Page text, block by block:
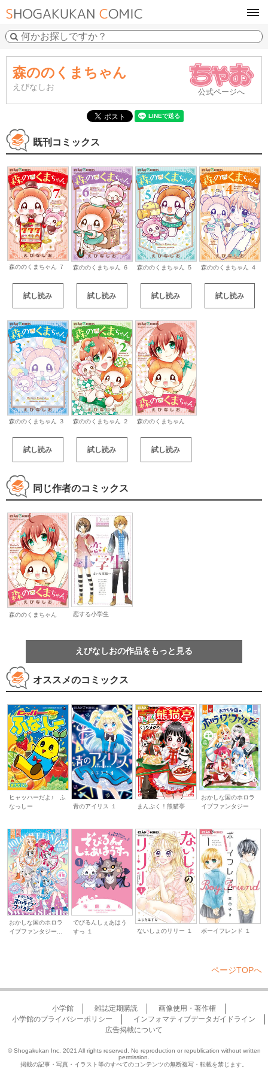
森ののくまちゃん
えびなしお
公式ページへ
既刊コミックス
森ののくまちゃん ７
試し読み
森ののくまちゃん ６
試し読み
森ののくまちゃん ５
試し読み
森ののくまちゃん ４
試し読み
森ののくまちゃん ３
試し読み
森ののくまちゃん ２
試し読み
森ののくまちゃん
試し読み
同じ作者のコミックス
森ののくまちゃん 恋する小学生
えびなしおの作品をもっと見る
オススメのコミックス
ヒャッハーだよ♪ ふ
なっしー
青のアイリス １ まんぷく！熊猫亭
おかしな国のホロラ
イブファンタジー
おかしな国のホロラ
イブファンタジー...
でびるんしぇあはう
すっ １
ないしょのリリー １ ボーイフレンド １
ページTOPへ
小学館 雑誌定期購読
画像使用・著作権
小学館のプライバシーポリシー
インフォマティブデータガイドライン
広告掲載について
© Shogakukan Inc. 2021 All rights reserved. No reproduction or republication without written
permission.
掲載の記事・写真・イラスト等のすべてのコンテンツの無断複写・転載を禁じます。